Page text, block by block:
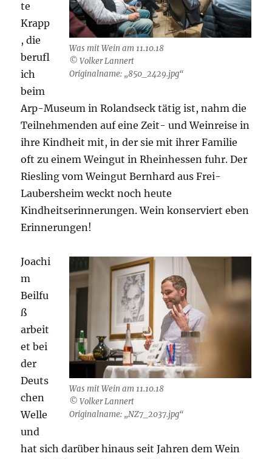
Was mit Wein am 11.10.18
© Volker Lannert
Originalname: „850_2429.jpg“
te
Krapp
, die
berufl
ich
beim
Arp-Museum in Rolandseck tätig ist, nahm die
Teilnehmenden auf eine Zeit- und Weinreise in
ihre Kindheit mit, in der sie mit ihrer Familie
oft zu einem Weingut in Rheinhessen fuhr. Der
Riesling vom Weingut Bernhard aus Frei-
Laubersheim weckt noch heute
Kindheitserinnerungen. Wein konserviert eben
Erinnerungen!
Was mit Wein am 11.10.18
© Volker Lannert
Originalname: „NZ7_2037.jpg“
Joachi
m
Beilfu
ß
arbeit
et bei
der
Deuts
chen
Welle
und
hat sich darüber hinaus seit Jahren dem Wein